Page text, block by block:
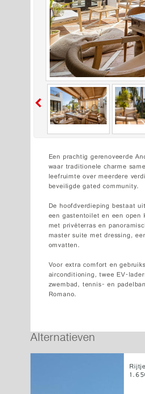
Een prachtig gerenoveerde
waar traditionele charme
leefruimte over meerdere
beveiligde gated community.
De hoofdverdieping bestaat
een gastentoilet en een
met privéterras en
master suite met dressing,
omvatten.
Voor extra comfort en
airconditioning, twee EV-
zwembad, tennis- en
Romano.
Alternatieven